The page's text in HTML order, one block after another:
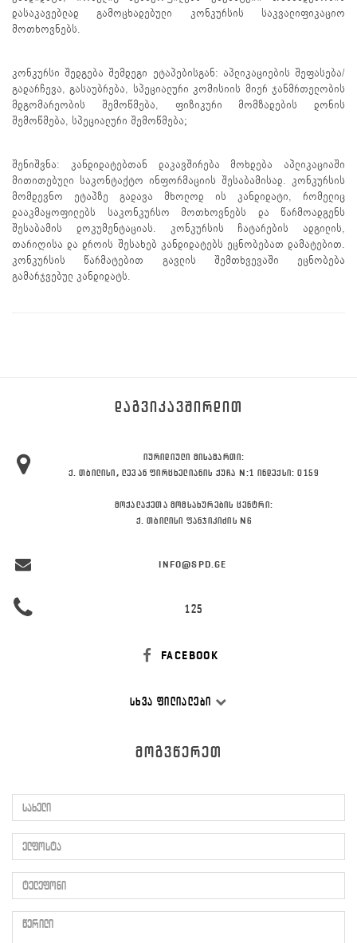
დასაკავებლად გამოცხადებული კონკურსის საკვალიფიკაციო
მოთხოვნებს.
კონკურსი შედგება შემდეგი ეტაპებისგან: აპლიკაციების შეფასება/
გადარჩევა, გასაუბრება, სპეციალური კომისიის მიერ ჯანმრთელობის
მდგომარეობის შემოწმება, ფიზიკური მომზადების დონის
შემოწმება, სპეციალური შემოწმება;
შენიშვნა: კანდიდატებთან დაკავშირება მოხდება აპლიკაციაში
მითითებული საკონტაქტო ინფორმაციის შესაბამისად. კონკურსის
მომდევნო ეტაპზე გადავა მხოლოდ ის კანდიდატი, რომელიც
დააკმაყოფილებს საკონკურსო მოთხოვნებს და წარმოადგენს
შესაბამის დოკუმენტაციას. კონკურსის ჩატარების ადგილის,
თარიღისა და დროის შესახებ კანდიდატებს ეცნობებათ დამატებით.
კონკურსის წარმატებით გავლის შემთხვევაში ეცნობება
გამარჯვებულ კანდიდატს.
ᲓᲐᲒᲕᲘᲙᲐᲕᲨᲘᲠᲓᲘᲗ
ᲘᲣᲠᲘᲓᲘᲣᲚᲘ ᲛᲘᲡᲐᲛᲐᲠᲗᲘ:
Ქ. ᲗᲑᲘᲚᲘᲡᲘ, ᲚᲔᲕᲐᲜ ᲤᲘᲠᲪᲮᲔᲚᲘᲐᲜᲘᲡ ᲥᲣᲩᲐ N:1 ᲘᲜᲓᲔᲥᲡᲘ: 0159
ᲛᲝᲥᲐᲚᲐᲥᲔᲗᲐ ᲛᲝᲛᲡᲐᲮᲣᲠᲔᲑᲘᲡ ᲪᲔᲜᲢᲠᲘ:
Ქ. ᲗᲑᲘᲚᲘᲡᲘ ᲤᲐᲜᲯᲘᲙᲘᲫᲘᲡ N6
INFO@SPD.GE
125
FACEBOOK
ᲡᲮᲕᲐ ᲤᲘᲚᲘᲐᲚᲔᲑᲘ
ᲛᲝᲒᲕᲬᲔᲠᲔᲗ